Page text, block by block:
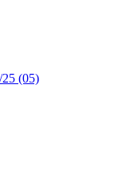
(05)